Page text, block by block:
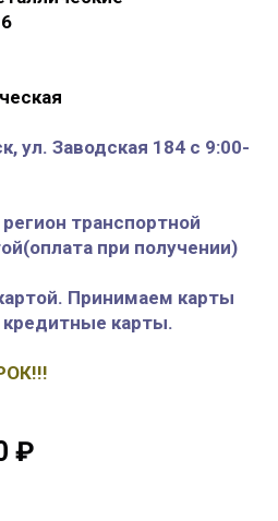
ул. Заводская 184 с 9:00-
транспортной
при получении)
Принимаем карты
кредитные карты.
₽